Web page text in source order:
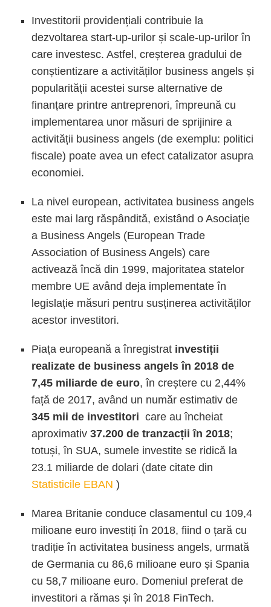
Investitorii providențiali contribuie la
dezvoltarea start-up-urilor și scale-up-urilor în
care investesc. Astfel, creșterea gradului de
conștientizare a activităților business angels și
popularității acestei surse alternative de
finanțare printre antreprenori, împreună cu
implementarea unor măsuri de sprijinire a
activității business angels (de exemplu: politici
fiscale) poate avea un efect catalizator asupra
economiei.
La nivel european, activitatea business angels
este mai larg răspândită, existând o Asociație
a Business Angels (European Trade
Association of Business Angels) care
activează încă din 1999, majoritatea statelor
membre UE având deja implementate în
legislație măsuri pentru susținerea activităților
acestor investitori.
Piața europeană a înregistrat investiții
realizate de business angels în 2018 de
7,45 miliarde de euro, în creștere cu 2,44%
față de 2017, având un număr estimativ de
345 mii de investitori care au încheiat
aproximativ37.200 de tranzacții în 2018;
totuși, în SUA, sumele investite se ridică la
23.1 miliarde de dolari (date citate din
Statisticile EBAN)
Marea Britanie conduce clasamentul cu 109,4
milioane euro investiți în 2018, fiind o țară cu
tradiție în activitatea business angels, urmată
de Germania cu 86,6 milioane euro și Spania
cu 58,7 milioane euro. Domeniul preferat de
investitori a rămas și în 2018 FinTech.